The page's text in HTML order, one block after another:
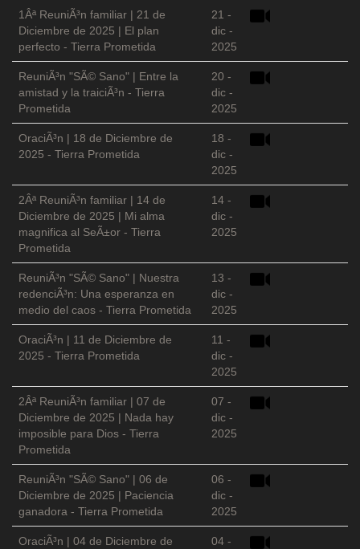
1Âª ReuniÃ³n familiar | 21 de
Diciembre de 2025 | El plan
perfecto - Tierra Prometida
21 -
dic -
2025
ReuniÃ³n "SÃ© Sano" | Entre la
amistad y la traiciÃ³n - Tierra
Prometida
20 -
dic -
2025
OraciÃ³n | 18 de Diciembre de
2025 - Tierra Prometida
18 -
dic -
2025
2Âª ReuniÃ³n familiar | 14 de
Diciembre de 2025 | Mi alma
magnifica al SeÃ±or - Tierra
Prometida
14 -
dic -
2025
ReuniÃ³n "SÃ© Sano" | Nuestra
redenciÃ³n: Una esperanza en
medio del caos - Tierra Prometida
13 -
dic -
2025
OraciÃ³n | 11 de Diciembre de
2025 - Tierra Prometida
11 -
dic -
2025
2Âª ReuniÃ³n familiar | 07 de
Diciembre de 2025 | Nada hay
imposible para Dios - Tierra
Prometida
07 -
dic -
2025
ReuniÃ³n "SÃ© Sano" | 06 de
Diciembre de 2025 | Paciencia
ganadora - Tierra Prometida
06 -
dic -
2025
OraciÃ³n | 04 de Diciembre de
04 -